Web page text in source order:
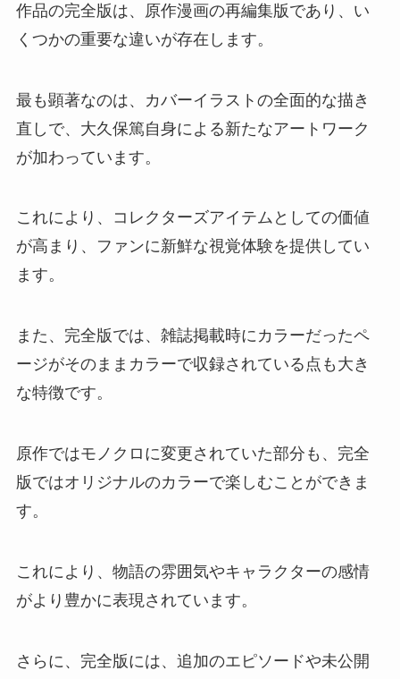
作品の完全版は、原作漫画の再編集版であり、い
くつかの重要な違いが存在します。
最も顕著なのは、カバーイラストの全面的な描き
直しで、大久保篤自身による新たなアートワーク
が加わっています。
これにより、コレクターズアイテムとしての価値
が高まり、ファンに新鮮な視覚体験を提供してい
ます。
また、完全版では、雑誌掲載時にカラーだったペ
ージがそのままカラーで収録されている点も大き
な特徴です。
原作ではモノクロに変更されていた部分も、完全
版ではオリジナルのカラーで楽しむことができま
す。
これにより、物語の雰囲気やキャラクターの感情
がより豊かに表現されています。
さらに、完全版には、追加のエピソードや未公開